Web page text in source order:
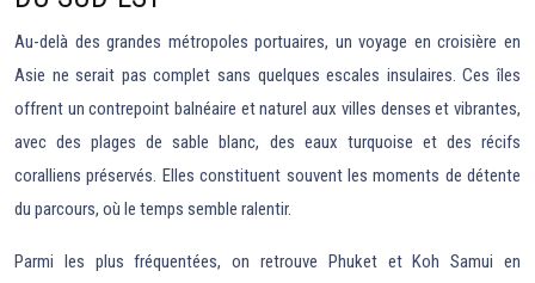
Au-delà des grandes métropoles portuaires, un voyage en croisière en
Asie ne serait pas complet sans quelques escales insulaires. Ces îles
offrent un contrepoint balnéaire et naturel aux villes denses et vibrantes,
avec des plages de sable blanc, des eaux turquoise et des récifs
coralliens préservés. Elles constituent souvent les moments de détente
du parcours, où le temps semble ralentir.
Parmi les plus fréquentées, on retrouve Phuket et Koh Samui en